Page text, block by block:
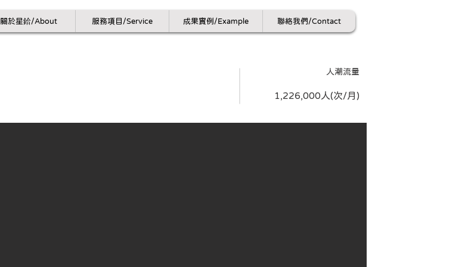
關於星鉿/About 服務項目/Service 成果實例/Example 聯絡我們/Contact
​人潮流量
1,226,000人(次/月)